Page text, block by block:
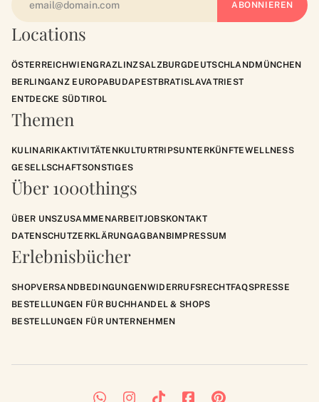
Locations
ÖSTERREICHWIENGRAZLINZSALZBURGDEUTSCHLANDMÜNCHEN
BERLINGANZ EUROPABUDAPESTBRATISLAVATRIEST
ENTDECKE SÜDTIROL
Themen
KULINARIKAKTIVITÄTENKULTURTRIPSUNTERKÜNFTEWELLNESS
GESELLSCHAFTSONSTIGES
Über 1000things
ÜBER UNSZUSAMMENARBEITJOBSKONTAKT
DATENSCHUTZERKLÄRUNGAGBANBIMPRESSUM
Erlebnisbücher
SHOPVERSANDBEDINGUNGENWIDERRUFSRECHTFAQSPRESSE
BESTELLUNGEN FÜR BUCHHANDEL & SHOPS
BESTELLUNGEN FÜR UNTERNEHMEN